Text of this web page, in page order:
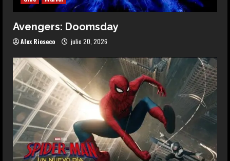
Avengers: Doomsday
Alex Rioseco julio 20, 2026